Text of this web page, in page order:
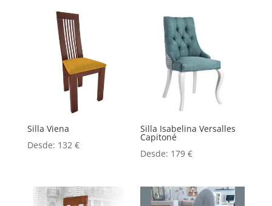
Silla Viena
Desde: 132 €
Silla Isabelina Versalles
Capitoné
Desde: 179€